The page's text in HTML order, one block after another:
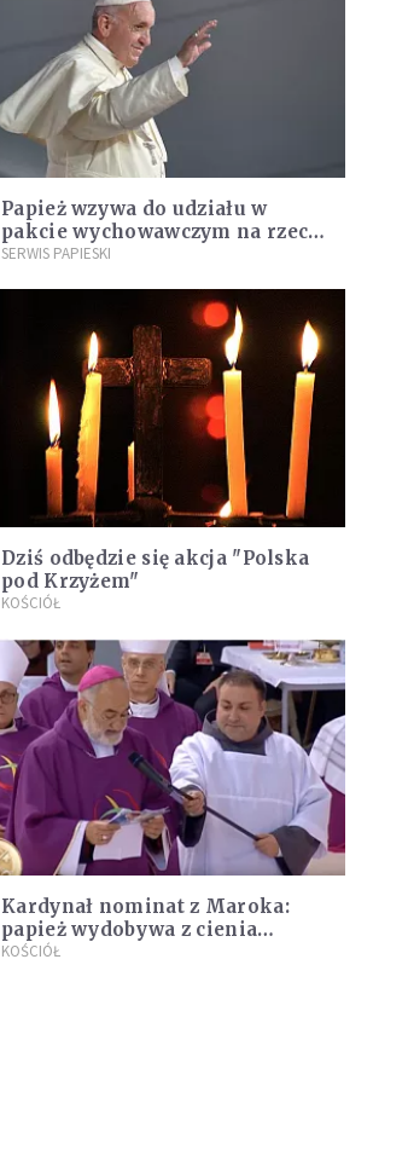
Papież wzywa do udziału w
pakcie wychowawczym na rzecz
solidarnego humanizmu
SERWIS PAPIESKI
Dziś odbędzie się akcja "Polska
pod Krzyżem"
KOŚCIÓŁ
Kardynał nominat z Maroka:
papież wydobywa z cienia
chrześcijan w Afryce Północnej
KOŚCIÓŁ